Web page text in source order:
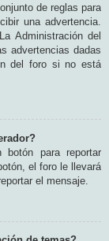
de reglas para
una advertencia.
Administración del
advertencias dadas
del foro si no está
para reportar
el foro le llevará
el mensaje.